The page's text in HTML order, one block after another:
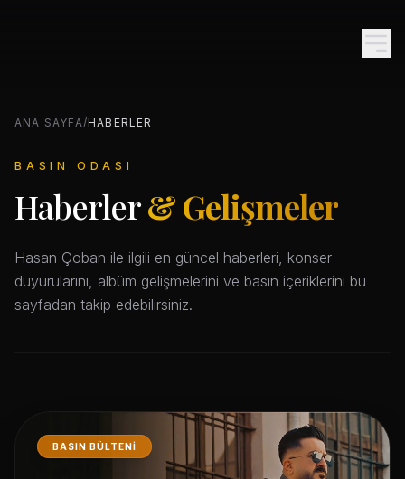
ANA SAYFA/HABERLER
BASIN ODASI
Haberler& Gelişmeler
Hasan Çoban ile ilgili en güncel haberleri, konser
duyurularını, albüm gelişmelerini ve basın içeriklerini bu
sayfadan takip edebilirsiniz.
BASIN BÜLTENI